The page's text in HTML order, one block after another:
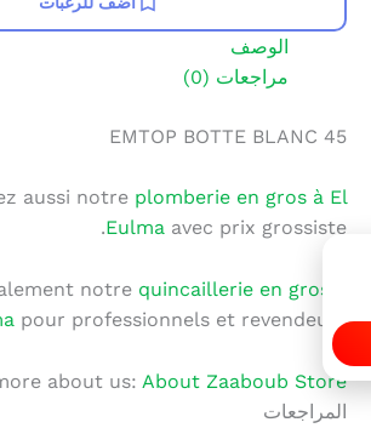
الوصف
مراجعات (0)
EMTOP BOTTE BLANC 45
aussi notre plomberie en gros à El
Eulma avec prix grossiste.
notre quincaillerie en gros à
pour professionnels et revendeurs.
about us: About Zaaboub Store
المراجعات